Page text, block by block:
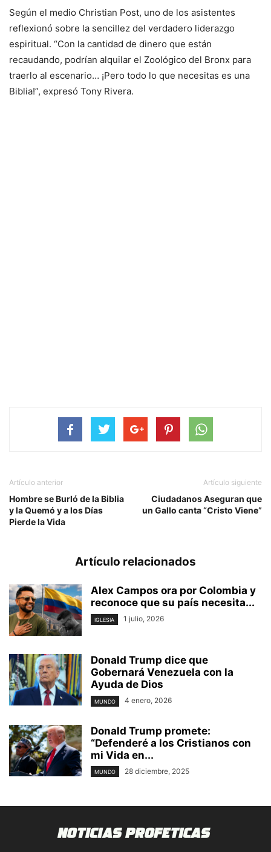
Según el medio Christian Post, uno de los asistentes
reflexionó sobre la sencillez del verdadero liderazgo
espiritual. “Con la cantidad de dinero que están
recaudando, podrían alquilar el Zoológico del Bronx para
traerlo al escenario… ¡Pero todo lo que necesitas es una
Biblia!”, expresó Tony Rivera.
Artículo anterior
Hombre se Burló de la Biblia
y la Quemó y a los Días
Pierde la Vida
Artículo siguiente
Ciudadanos Aseguran que
un Gallo canta “Cristo Viene”
Artículo relacionados
Alex Campos ora por Colombia y
reconoce que su país necesita...
IGLESIA 1 julio, 2026
Donald Trump dice que
Gobernará Venezuela con la
Ayuda de Dios
MUNDO 4 enero, 2026
Donald Trump promete:
“Defenderé a los Cristianos con
mi Vida en...
MUNDO 28 diciembre, 2025